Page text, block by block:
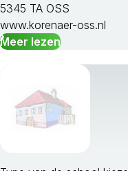
5345 TA OSS
www.korenaer-oss.nl
Meer lezen